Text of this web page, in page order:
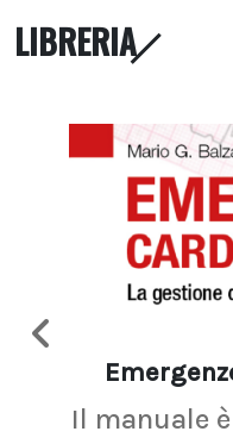
LIBRERIA
Il manuale